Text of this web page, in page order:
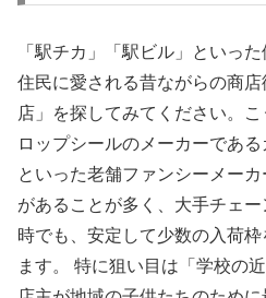
「駅チカ」「駅ビル」といっ
住民に愛される昔ながらの商
店」を探してみてください。
ロップシールのメーカーであ
といった老舗ファンシーメー
があることが多く、大手チェ
時でも、安定して少数の入荷
ます。 特に狙い目は「学校の